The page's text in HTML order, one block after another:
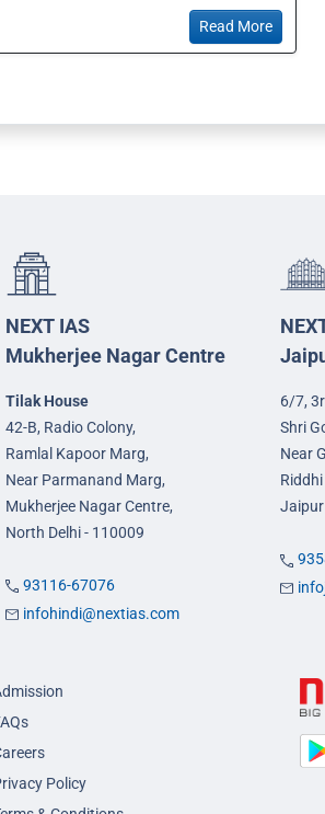
Read More
NEXT IAS
Mukherjee Nagar Centre
Tilak House
42-B, Radio Colony,
Ramlal Kapoor Marg,
Near Parmanand Marg,
Mukherjee Nagar Centre,
North Delhi - 110009
93116-67076
infohindi@nextias.com
6/7,
Shri
Near
Policy